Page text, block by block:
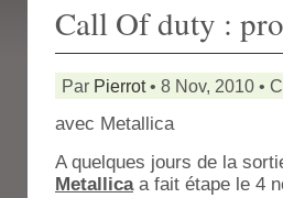
Call Of duty :
Par Pierrot• 8 Nov, 2010 •
avec Metallica
A quelques jours de la
Metallicaa fait étape le 4